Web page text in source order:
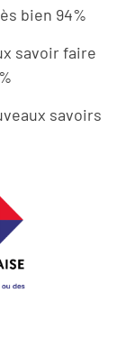
bien 94%
savoir faire
savoirs